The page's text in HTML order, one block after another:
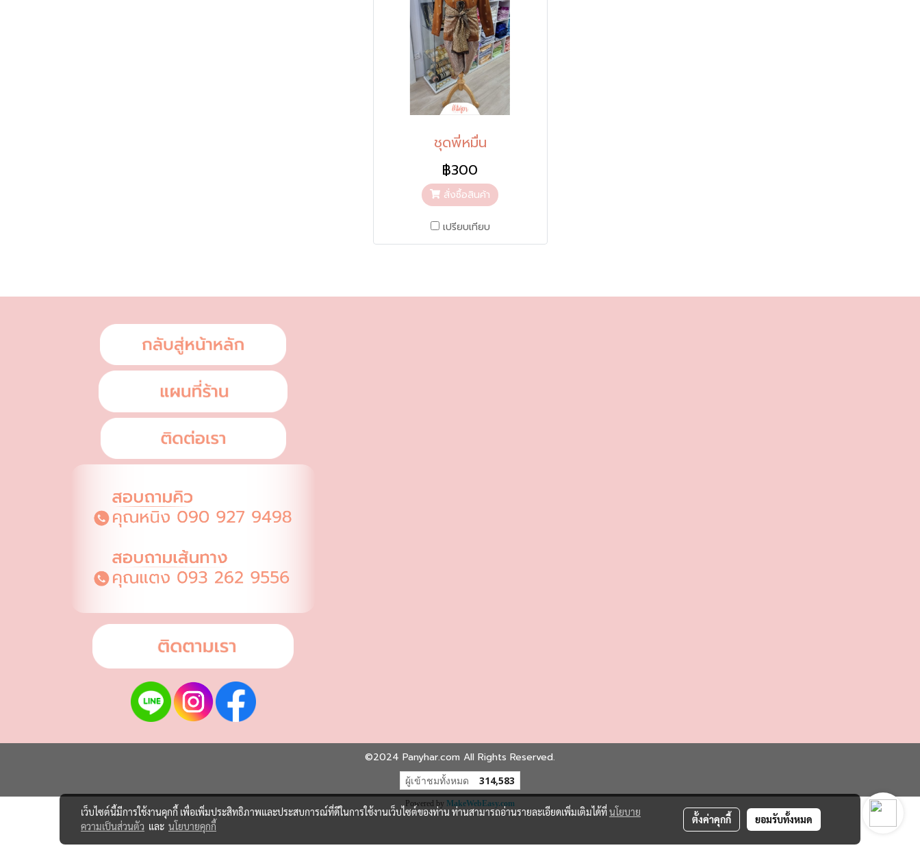
ชุดพี่หมื่น
฿300
สั่งซื้อสินค้า
เปรียบเทียบ
©2024 Panyhar.com All Rights Reserved.
ผู้เข้าชมวันนี้ 1
Powered by MakeWebEasy.com
เว็บไซต์นี้มีการใช้งานคุกกี้ เพื่อเพิ่มประสิทธิภาพและประสบการณ์ที่ดีในการใช้งานเว็บไซต์ของท่าน ท่านสามารถอ่านรายละเอียดเพิ่มเติมได้ที่นโยบาย
ความเป็นส่วนตัว และ นโยบายคุกกี้
ตั้งค่าคุกกี้ ยอมรับทั้งหมด